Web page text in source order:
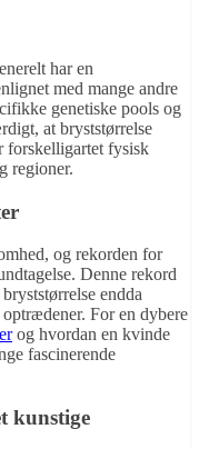
har en
med mange andre
genetiske pools og
at bryststørrelse
forskelligartet fysisk
regioner.
og rekorden for
Denne rekord
endda
For en dybere
og hvordan en kvinde
fascinerende
kunstige